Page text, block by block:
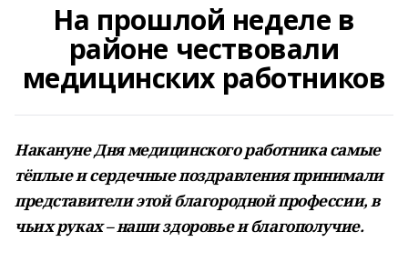
На прошлой неделе в
районе чествовали
медицинских работников
Накануне Дня медицинского работника самые
тёплые и сердечные поздравления принимали
представители этой благородной профессии, в
чьих руках – наши здоровье и благополучие.